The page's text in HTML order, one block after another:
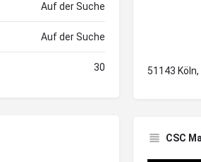
Auf der Suche
Auf der Suche
30 51143
CSC